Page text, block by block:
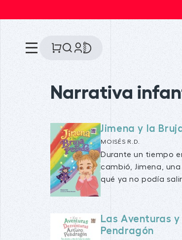
Narrativa
Jimena y la
MOISÉS R.D.
Durante un tiempo
cambió, Jimena,
qué ya no podía
Las Aventuras
Pendragón